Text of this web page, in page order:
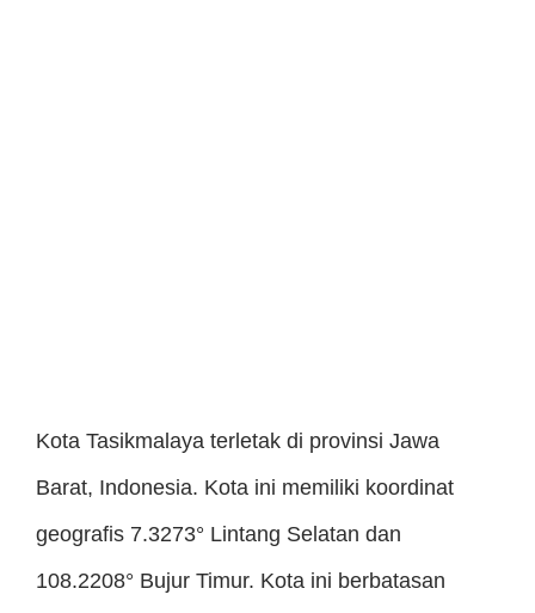
Kota Tasikmalaya terletak di provinsi Jawa
Barat, Indonesia. Kota ini memiliki koordinat
geografis 7.3273° Lintang Selatan dan
108.2208° Bujur Timur. Kota ini berbatasan